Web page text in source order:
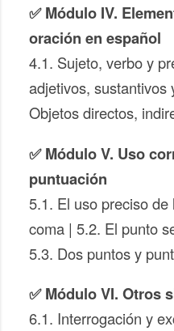
✅ Módulo IV.
oración en español
4.1. Sujeto, verbo y
adjetivos, sustantivos
Objetos directos,
✅ Módulo V. Uso
puntuación
5.1. El uso preciso
coma | 5.2. El punto
5.3. Dos puntos y
✅ Módulo VI. Otros
6.1. Interrogación y